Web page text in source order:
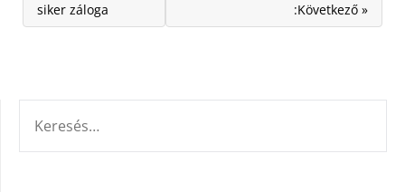
siker záloga
:Következő »